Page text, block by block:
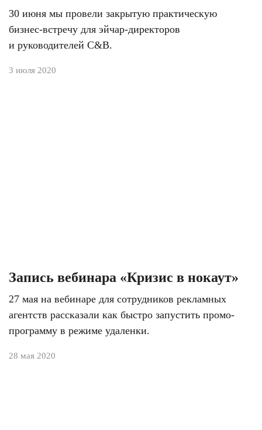
30 июня мы провели закрытую практическую
бизнес-встречу для эйчар-директоров
и руководителей C&B.
3 июля 2020
Запись вебинара «Кризис в нокаут»
27 мая на вебинаре для сотрудников рекламных
агентств рассказали как быстро запустить промо-
программу в режиме удаленки.
28 мая 2020